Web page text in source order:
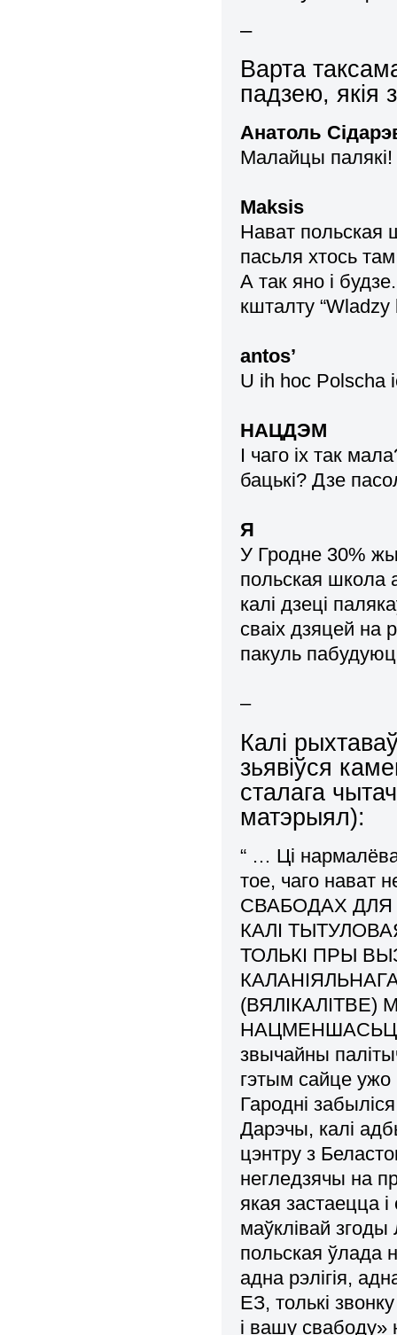
–
Варта
падзею, якія
Анатоль
Малайцы палякі!
Maksis
Нават
пасьля хтось
А так яно i
кшталту
antos’
U ih hoc Polscha
НАЦДЭМ
І чаго іх так
бацькі? Дзе
Я
У Гродне 30%
польская школа
калi дзецi
сваiх дзяцей на
пакуль
–
Калі
зьявіўся
сталага
матэрыял):
“ … Ці
тое, чаго нават
СВАБОДАХ
КАЛІ
ТОЛЬКІ ПРЫ
звычайны
гэтым сайце
Гародні
Дарэчы, калі
цэнтру з
негледзячы на
якая застаецца
маўклівай згоды
польская ўлада
адна рэлігія,
ЕЗ, толькі
і вашу свабоду»